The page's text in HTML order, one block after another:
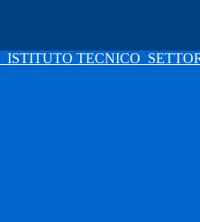
ISTITUTO TECNICO